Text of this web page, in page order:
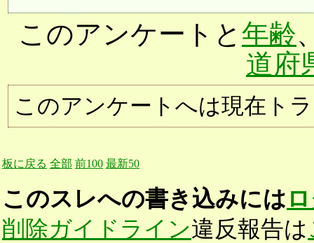
このアンケートと 年齢
道府
このアンケートへは現在ト
板に戻る 全部 前100 最新50
このスレへの書き込みには
削除ガイドライン違反報告は